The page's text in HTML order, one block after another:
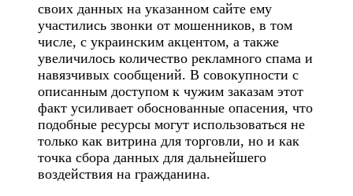
своих данных на указанном сайте ему
участились звонки от мошенников, в том
числе, с украинским акцентом, а также
увеличилось количество рекламного спама и
навязчивых сообщений. В совокупности с
описанным доступом к чужим заказам этот
факт усиливает обоснованные опасения, что
подобные ресурсы могут использоваться не
только как витрина для торговли, но и как
точка сбора данных для дальнейшего
воздействия на гражданина.